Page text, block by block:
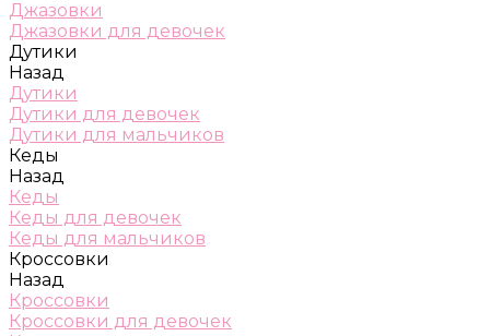
Джазовки
Джазовки для девочек
Дутики
Назад
Дутики
Дутики для девочек
Дутики для мальчиков
Кеды
Назад
Кеды
Кеды для девочек
Кеды для мальчиков
Кроссовки
Назад
Кроссовки
Кроссовки для девочек